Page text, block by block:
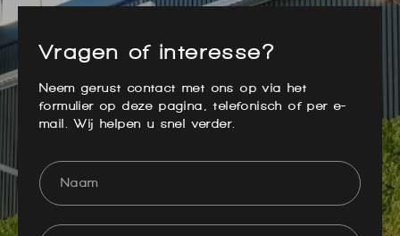
Vragen of interesse?
Neem gerust contact met ons op via het
formulier op deze pagina, telefonisch of per e-
mail. Wij helpen u snel verder.